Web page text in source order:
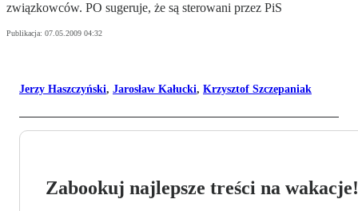
związkowców. PO sugeruje, że są sterowani przez PiS
Publikacja: 07.05.2009 04:32
Jerzy Haszczyński, Jarosław Kałucki, Krzysztof Szczepaniak
Zabookuj najlepsze treści na wakacje!